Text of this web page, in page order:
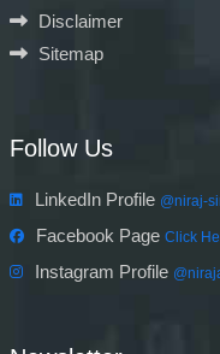
Disclaimer
Sitemap
Follow Us
LinkedIn Profile @niraj-
Facebook Page Click
Instagram Profile